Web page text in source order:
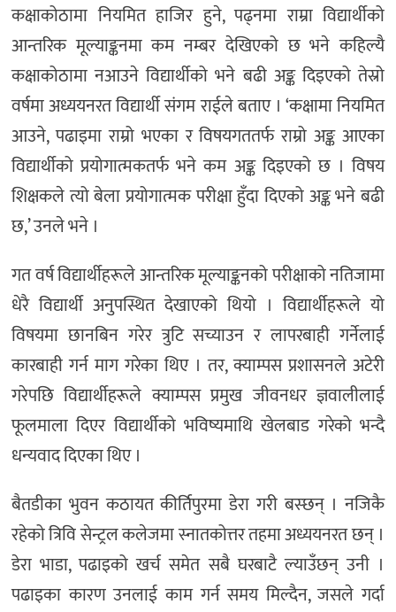
कक्षाकोठामा नियमित हाजिर हुने, पढ्नमा राम्रा विद्यार्थीको
आन्तरिक मूल्याङ्कनमा कम नम्बर देखिएको छ भने कहिल्यै
कक्षाकोठामा नआउने विद्यार्थीको भने बढी अङ्क दिइएको तेस्रो
वर्षमा अध्ययनरत विद्यार्थी संगम राईले बताए । ‘कक्षामा नियमित
आउने, पढाइमा राम्रो भएका र विषयगततर्फ राम्रो अङ्क आएका
विद्यार्थीको प्रयोगात्मकतर्फ भने कम अङ्क दिइएको छ । विषय
शिक्षकले त्यो बेला प्रयोगात्मक परीक्षा हुँदा दिएको अङ्क भने बढी
छ,’ उनले भने ।
गत वर्ष विद्यार्थीहरूले आन्तरिक मूल्याङ्कनको परीक्षाको नतिजामा
धेरै विद्यार्थी अनुपस्थित देखाएको थियो । विद्यार्थीहरूले यो
विषयमा छानबिन गरेर त्रुटि सच्याउन र लापरबाही गर्नेलाई
कारबाही गर्न माग गरेका थिए । तर, क्याम्पस प्रशासनले अटेरी
गरेपछि विद्यार्थीहरूले क्याम्पस प्रमुख जीवनधर ज्ञवालीलाई
फूलमाला दिएर विद्यार्थीको भविष्यमाथि खेलबाड गरेको भन्दै
धन्यवाद दिएका थिए ।
बैतडीका भुवन कठायत कीर्तिपुरमा डेरा गरी बस्छन् । नजिकै
रहेको त्रिवि सेन्ट्रल कलेजमा स्नातकोत्तर तहमा अध्ययनरत छन् ।
डेरा भाडा, पढाइको खर्च समेत सबै घरबाटै ल्याउँछन् उनी ।
पढाइका कारण उनलाई काम गर्न समय मिल्दैन, जसले गर्दा